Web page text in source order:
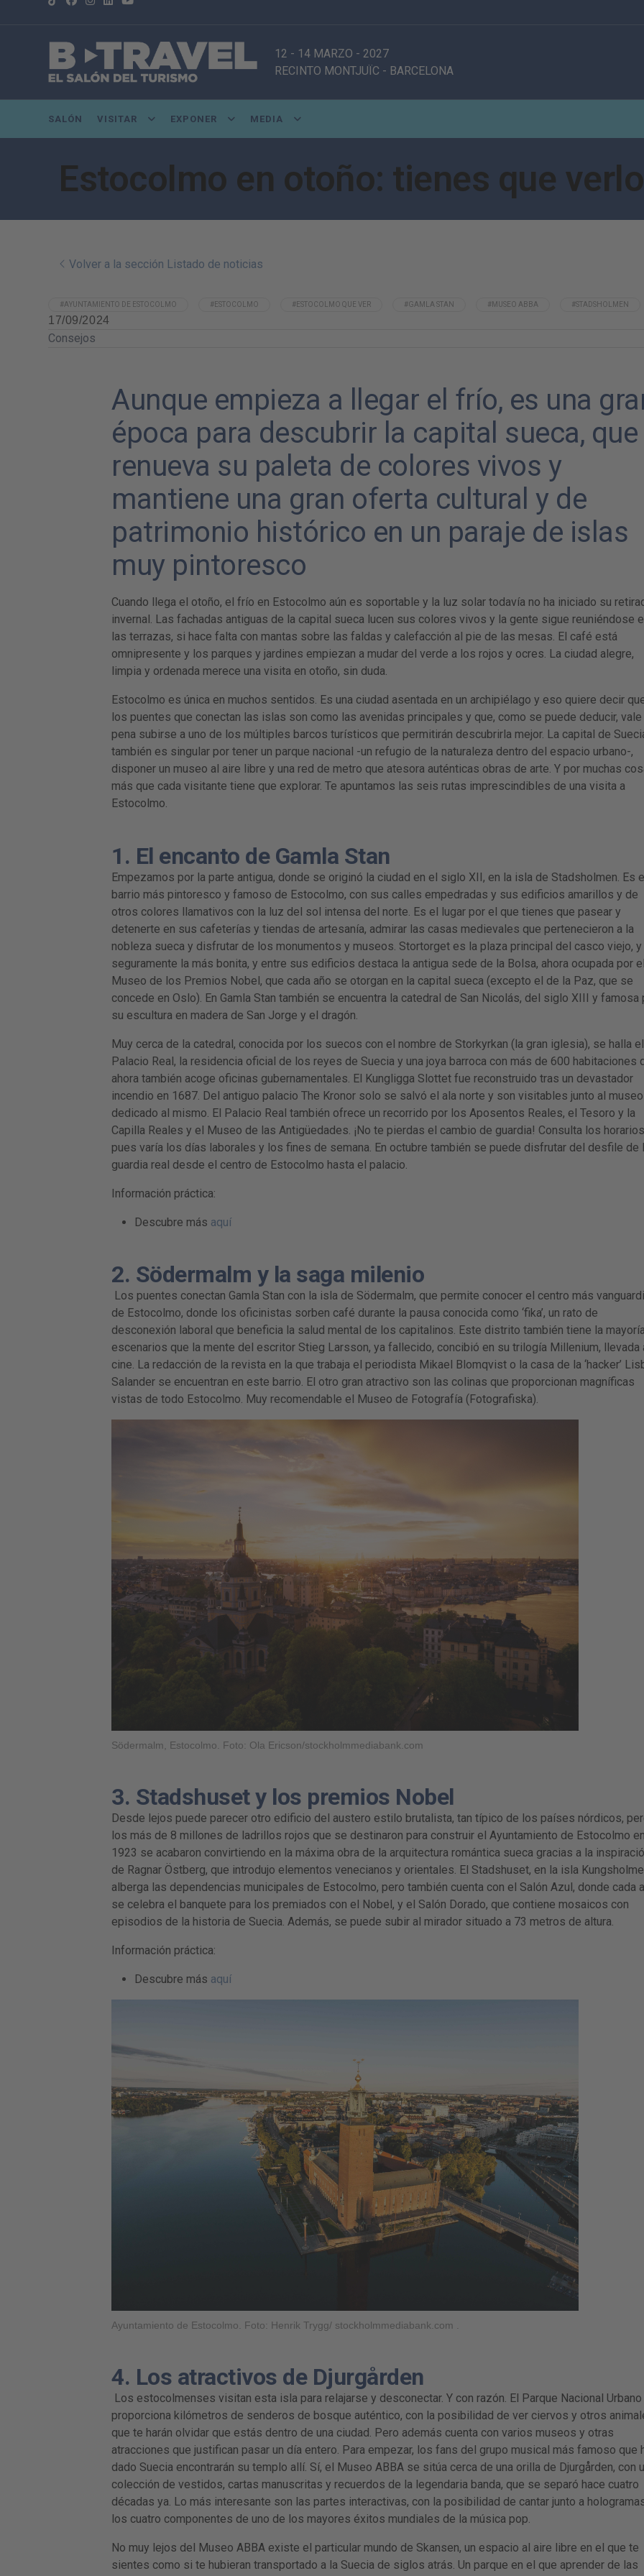
12 - 14 MARZO - 2027
RECINTO MONTJUÏC - BARCELONA
SALÓN VISITAR EXPONER MEDIA
Estocolmo en otoño: tienes que verlo
Volver a la sección Listado de noticias
#AYUNTAMIENTO DE ESTOCOLMO #ESTOCOLMO #ESTOCOLMO QUE VER #GAMLA STAN #MUSEO ABBA #STADSHOLMEN
17/09/2024
Consejos
Aunque empieza a llegar el frío, es una
época para descubrir la capital sueca, que
renueva su paleta de colores vivos y
mantiene una gran oferta cultural y de
patrimonio histórico en un paraje de islas
muy pintoresco
Cuando llega el otoño, el frío en Estocolmo aún es soportable y la luz solar todavía no ha iniciado su
invernal. Las fachadas antiguas de la capital sueca lucen sus colores vivos y la gente sigue reuniéndose
las terrazas, si hace falta con mantas sobre las faldas y calefacción al pie de las mesas. El café está
omnipresente y los parques y jardines empiezan a mudar del verde a los rojos y ocres. La ciudad alegre,
limpia y ordenada merece una visita en otoño, sin duda.
Estocolmo es única en muchos sentidos. Es una ciudad asentada en un archipiélago y eso quiere decir
los puentes que conectan las islas son como las avenidas principales y que, como se puede deducir, vale
pena subirse a uno de los múltiples barcos turísticos que permitirán descubrirla mejor. La capital de
también es singular por tener un parque nacional -un refugio de la naturaleza dentro del espacio urbano-,
disponer un museo al aire libre y una red de metro que atesora auténticas obras de arte. Y por muchas
más que cada visitante tiene que explorar. Te apuntamos las seis rutas imprescindibles de una visita a
Estocolmo.
1. El encanto de Gamla Stan
Empezamos por la parte antigua, donde se originó la ciudad en el siglo XII, en la isla de Stadsholmen. Es
barrio más pintoresco y famoso de Estocolmo, con sus calles empedradas y sus edificios amarillos y de
otros colores llamativos con la luz del sol intensa del norte. Es el lugar por el que tienes que pasear y
detenerte en sus cafeterías y tiendas de artesanía, admirar las casas medievales que pertenecieron a la
nobleza sueca y disfrutar de los monumentos y museos. Stortorget es la plaza principal del casco viejo, y
seguramente la más bonita, y entre sus edificios destaca la antigua sede de la Bolsa, ahora ocupada por el
Museo de los Premios Nobel, que cada año se otorgan en la capital sueca (excepto el de la Paz, que se
concede en Oslo). En Gamla Stan también se encuentra la catedral de San Nicolás, del siglo XIII y famosa
su escultura en madera de San Jorge y el dragón.
Muy cerca de la catedral, conocida por los suecos con el nombre de Storkyrkan (la gran iglesia), se halla el
Palacio Real, la residencia oficial de los reyes de Suecia y una joya barroca con más de 600 habitaciones
ahora también acoge oficinas gubernamentales. El Kungligga Slottet fue reconstruido tras un devastador
incendio en 1687. Del antiguo palacio The Kronor solo se salvó el ala norte y son visitables junto al museo
dedicado al mismo. El Palacio Real también ofrece un recorrido por los Aposentos Reales, el Tesoro y la
Capilla Reales y el Museo de las Antigüedades. ¡No te pierdas el cambio de guardia! Consulta los horarios
pues varía los días laborales y los fines de semana. En octubre también se puede disfrutar del desfile de
guardia real desde el centro de Estocolmo hasta el palacio.
Información práctica:
Descubre más aquí
2. Södermalm y la saga milenio
Los puentes conectan Gamla Stan con la isla de Södermalm, que permite conocer el centro más
de Estocolmo, donde los oficinistas sorben café durante la pausa conocida como ‘fika’, un rato de
desconexión laboral que beneficia la salud mental de los capitalinos. Este distrito también tiene la
escenarios que la mente del escritor Stieg Larsson, ya fallecido, concibió en su trilogía Millenium, llevada
cine. La redacción de la revista en la que trabaja el periodista Mikael Blomqvist o la casa de la ‘hacker’
Salander se encuentran en este barrio. El otro gran atractivo son las colinas que proporcionan magníficas
vistas de todo Estocolmo. Muy recomendable el Museo de Fotografía (Fotografiska).
Södermalm, Estocolmo. Foto: Ola Ericson/stockholmmediabank.com
3. Stadshuset y los premios Nobel
Desde lejos puede parecer otro edificio del austero estilo brutalista, tan típico de los países nórdicos,
los más de 8 millones de ladrillos rojos que se destinaron para construir el Ayuntamiento de Estocolmo en
1923 se acabaron convirtiendo en la máxima obra de la arquitectura romántica sueca gracias a la
de Ragnar Östberg, que introdujo elementos venecianos y orientales. El Stadshuset, en la isla
alberga las dependencias municipales de Estocolmo, pero también cuenta con el Salón Azul, donde cada
se celebra el banquete para los premiados con el Nobel, y el Salón Dorado, que contiene mosaicos con
episodios de la historia de Suecia. Además, se puede subir al mirador situado a 73 metros de altura.
Información práctica:
Descubre más aquí
Ayuntamiento de Estocolmo. Foto: Henrik Trygg/ stockholmmediabank.com .
4. Los atractivos de Djurgården
Los estocolmenses visitan esta isla para relajarse y desconectar. Y con razón. El Parque Nacional Urbano
proporciona kilómetros de senderos de bosque auténtico, con la posibilidad de ver ciervos y otros
que te harán olvidar que estás dentro de una ciudad. Pero además cuenta con varios museos y otras
atracciones que justifican pasar un día entero. Para empezar, los fans del grupo musical más famoso que
dado Suecia encontrarán su templo allí. Sí, el Museo ABBA se sitúa cerca de una orilla de Djurgården, con
colección de vestidos, cartas manuscritas y recuerdos de la legendaria banda, que se separó hace cuatro
décadas ya. Lo más interesante son las partes interactivas, con la posibilidad de cantar junto a
los cuatro componentes de uno de los mayores éxitos mundiales de la música pop.
No muy lejos del Museo ABBA existe el particular mundo de Skansen, un espacio al aire libre en el que te
sientes como si te hubieran transportado a la Suecia de siglos atrás. Un parque en el que aprender de las